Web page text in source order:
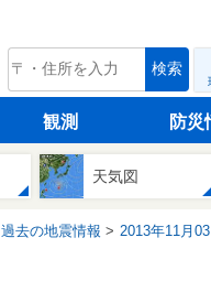
tenki.jp 検索
観測 防災
天気図
過去の地震情報 2013年11月03